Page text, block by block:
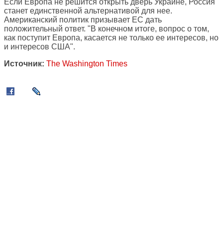
Если Европа не решится открыть дверь Украине, Россия
станет единственной альтернативой для нее.
Американский политик призывает ЕС дать
положительный ответ. "В конечном итоге, вопрос о том,
как поступит Европа, касается не только ее интересов, но
и интересов США".
Источник: The Washington Times